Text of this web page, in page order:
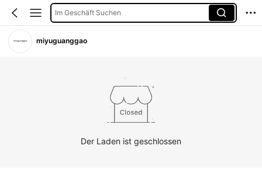
Im Geschäft Suchen
miyuguanggao
Der Laden ist geschlossen